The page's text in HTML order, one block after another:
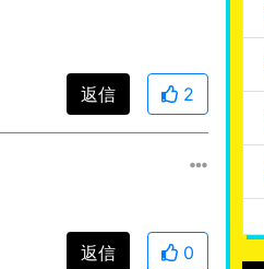
返信 2
返信 0